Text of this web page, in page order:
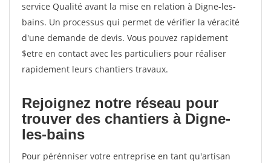
service Qualité avant la mise en relation à Digne-les-
bains. Un processus qui permet de vérifier la véracité
d'une demande de devis. Vous pouvez rapidement
$etre en contact avec les particuliers pour réaliser
rapidement leurs chantiers travaux.
Rejoignez notre réseau pour
trouver des chantiers à Digne-
les-bains
Pour pérénniser votre entreprise en tant qu'artisan